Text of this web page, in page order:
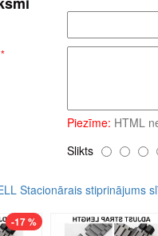
Piezīme: HTML
Slikts
Stacionārais stiprinājums
-17 %